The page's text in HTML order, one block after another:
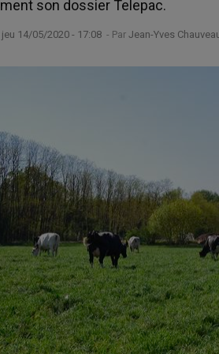
son dossier Telepac.
jeu 14/05/2020 - 17:08 - Par Jean-Yves